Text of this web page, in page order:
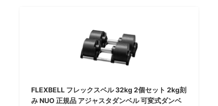
FLEXBELL フレックスベル 32kg 2個セット 2kg刻
み NUO 正規品 アジャスタダンベル 可変式ダンベ